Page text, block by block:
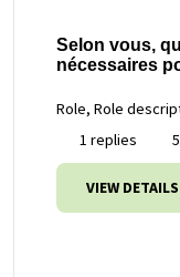
Selon vous,
nécessaires
Role, Role
1 replies
VIEW DETAILS